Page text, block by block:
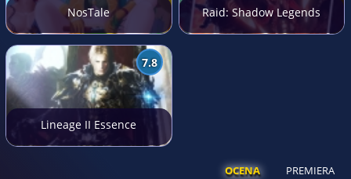
NosTale Raid: Shadow Legends
7.8
Lineage II Essence
OCENA PREMIERA